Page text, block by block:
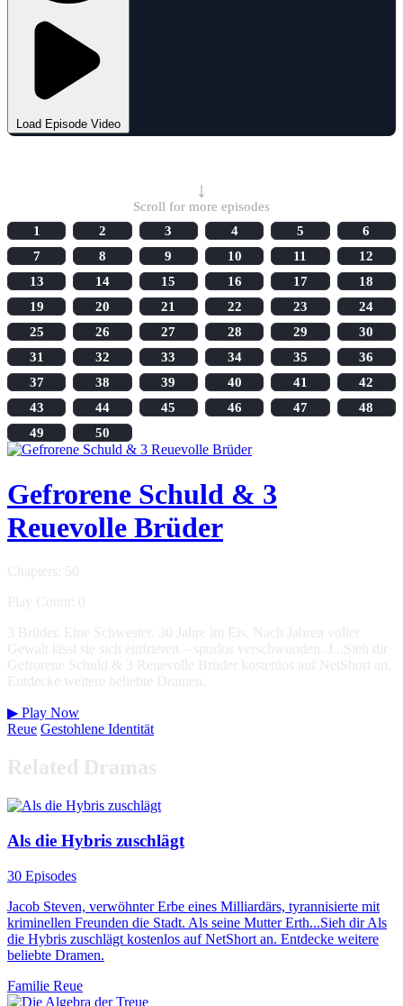
Load Episode Video
↓
Scroll for more episodes
1
2 3 4 5
6
7
8 9 10 11
12
13
14 15 16 17
18
19
20 21 22 23
24
25
26 27 28 29
30
31
32 33 34 35
36
37
38 39 40 41
42
43
44 45 46 47
48
49
50
Gefrorene Schuld & 3
Reuevolle Brüder
Chapters: 50
Play Count: 0
3 Brüder. Eine Schwester. 30 Jahre im Eis. Nach Jahren voller
Gewalt lässt sie sich einfrieren – spurlos verschwunden. J...Sieh dir
Gefrorene Schuld & 3 Reuevolle Brüder kostenlos auf NetShort an.
Entdecke weitere beliebte Dramen.
▶ Play Now
Reue Gestohlene Identität
Related Dramas
Als die Hybris zuschlägt
30 Episodes
Jacob Steven, verwöhnter Erbe eines Milliardärs, tyrannisierte mit
kriminellen Freunden die Stadt. Als seine Mutter Erth...Sieh dir Als
die Hybris zuschlägt kostenlos auf NetShort an. Entdecke weitere
beliebte Dramen.
Familie Reue